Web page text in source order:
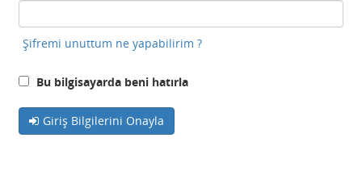
Şifremi unuttum ne yapabilirim ?
Bu bilgisayarda beni hatırla
Giriş Bilgilerini Onayla